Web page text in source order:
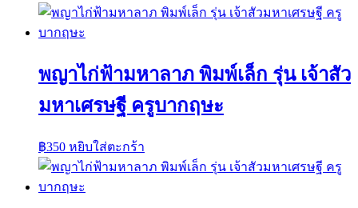
พญาไก่ฟ้ามหาลาภ พิมพ์เล็ก รุ่น เจ้าสัว
มหาเศรษฐี ครูบากฤษะ
฿350 หยิบใส่ตะกร้า